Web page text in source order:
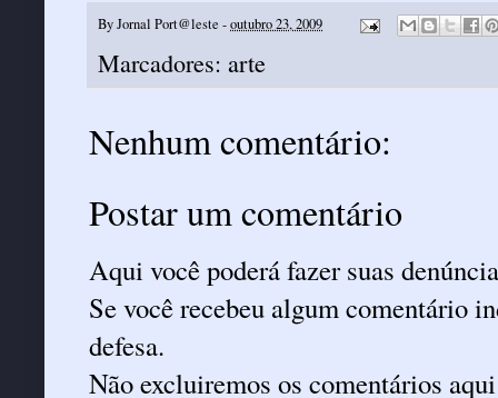
ByJornal Port@leste -outubro 23, 2009
Marcadores: arte
Nenhum comentário:
Postar um comentário
Aqui você poderá fazer suas
Se você recebeu algum comentário
defesa.
Não excluiremos os comentários